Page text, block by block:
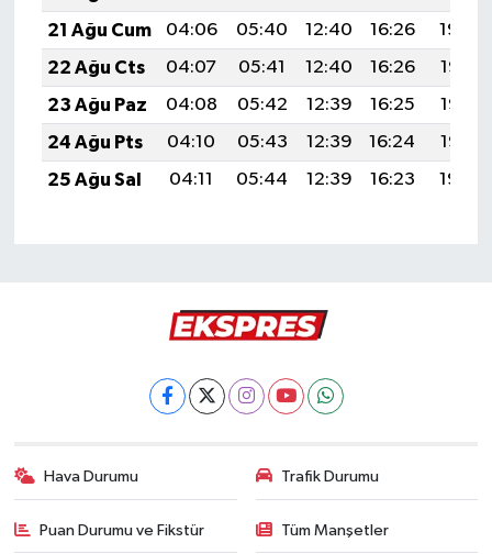
21 Ağu Cum
04:06 05:40 12:40 16:26
19:30
22 Ağu Cts
04:07 05:41 12:40 16:26
19:28
23 Ağu Paz
04:08 05:42 12:39 16:25
19:27
24 Ağu Pts
04:10 05:43 12:39 16:24
19:25
25 Ağu Sal
04:11 05:44 12:39 16:23 19:24
Hava Durumu Trafik Durumu
Puan Durumu ve Fikstür Tüm Manşetler